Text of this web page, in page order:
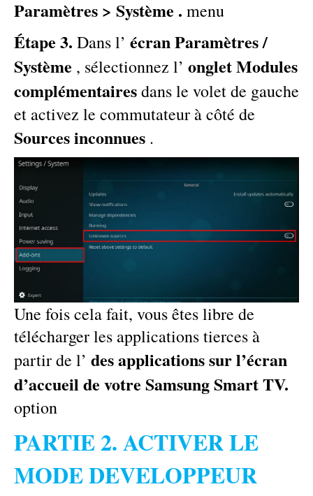
Paramètres > Système . menu
Étape 3. Dans l’ écran Paramètres /
Système , sélectionnez l’ onglet Modules
complémentairesdans le volet de gauche
et activez le commutateur à côté de
Sources inconnues .
Une fois cela fait, vous êtes libre de
télécharger les applications tierces à
partir de l’ des applications sur l’écran
d’accueil de votre Samsung Smart TV.
option
PARTIE 2. ACTIVER LE
MODE DEVELOPPEUR